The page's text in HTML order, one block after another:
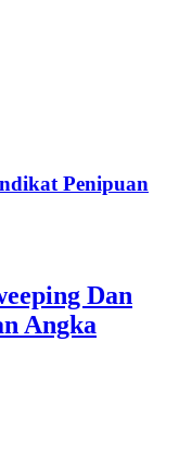
Penipuan
Dan
Angka